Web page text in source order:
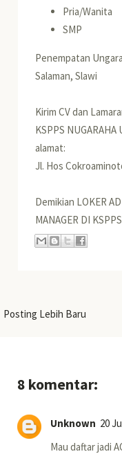
Pria/Wanita
SMP
Penempatan
Salaman, Slawi
Kirim CV dan
KSPPS NUGARAHA
alamat:
Jl. Hos
Demikian LOKER
MANAGER DI
Posting Lebih Baru
8 komentar:
Unknown 20
Mau daftar jadi